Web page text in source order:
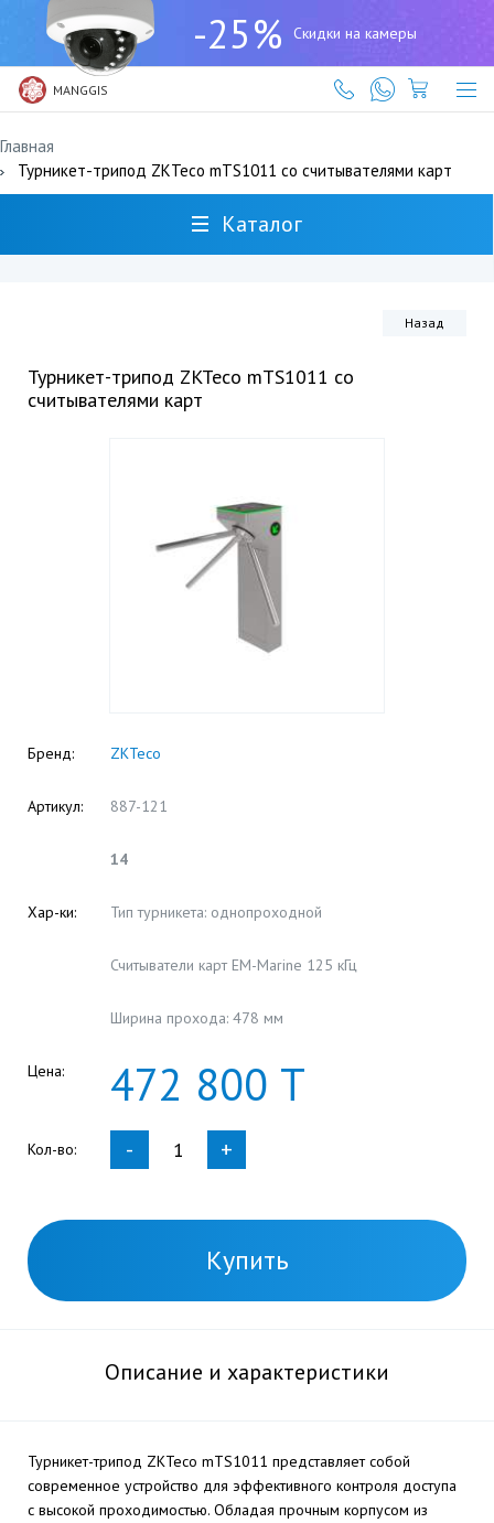
-25% Скидки на камеры
MANGGIS
(727)
317-
61-
61
Главная
Турникет-трипод ZKTeco mTS1011 со считывателями карт
Каталог
Назад
Турникет-трипод ZKTeco mTS1011 со
считывателями карт
Бренд: ZKTeco
Артикул: 887-121
14
Хар-ки: Тип турникета: однопроходной
Считыватели карт EM-Marine 125 кГц
Ширина прохода: 478 мм
Цена: 472 800 Т
Кол-во: - +
Купить
Описание и характеристики
Турникет-трипод ZKTeco mTS1011 представляет собой
современное устройство для эффективного контроля доступа
с высокой проходимостью. Обладая прочным корпусом из